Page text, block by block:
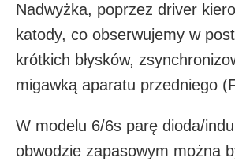
Nadwyżka, poprzez driver
katody, co obserwujemy w
krótkich błysków,
migawką aparatu przedniego
W modelu 6/6s parę dioda/
obwodzie zapasowym można